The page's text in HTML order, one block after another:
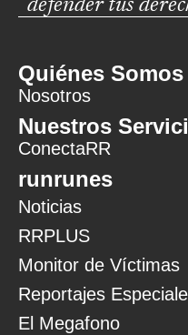
defender tus
Quiénes Somos
Nosotros
Nuestros
ConectaRR
runrunes
Noticias
RRPLUS
Monitor de Víctimas
Reportajes
El Megafono